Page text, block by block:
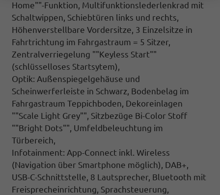
Home""-Funktion, Multifunktionslederlenkrad mit
Schaltwippen, Schiebtüren links und rechts,
Höhenverstellbare Vordersitze, 3 Einzelsitze in
Fahrtrichtung im Fahrgastraum = 5 Sitzer,
Zentralverriegelung ""Keyless Start""
(schlüsselloses Startsytem),
Optik: Außenspiegelgehäuse und
Scheinwerferleiste in Schwarz, Bodenbelag im
Fahrgastraum Teppichboden, Dekoreinlagen
""Scale Light Grey"", Sitzbezüge Bi-Color Stoff
""Bright Dots"", Umfeldbeleuchtung im
Türbereich,
Infotainment: App-Connect inkl. Wireless
(Navigation über Smartphone möglich), DAB+,
USB-C-Schnittstelle, 8 Lautsprecher, Bluetooth mit
Freisprecheinrichtung, Sprachsteuerung,